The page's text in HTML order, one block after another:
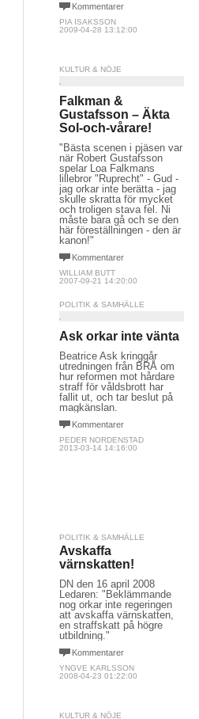
Kommentarer
PIA ISAKSSON
2009-04-28 13:12:00
KULTUR & NÖJE
Falkman &
Gustafsson – Äkta
Sol-och-vårare!
"Bästa scenen i pjäsen var
när Robert Gustafsson
spelar Loa Falkmans
lillebror "Ruprecht" - Gud -
jag orkar inte berätta - jag
skulle skratta för mycket
och troligen stava fel. Ni
måste bara gå och se den
här föreställningen - den är
kanon!"
Kommentarer
WILLIAM BUTT
2007-09-21 14:20:00
POLITIK & SAMHÄLLE
Ask orkar inte vänta
Beatrice Ask kringgår
utredningen från BRÅ om
hur reformen mot hårdare
straff för våldsbrott har
fallit ut, och tar beslut på
magkänslan.
Kommentarer
PEDER NORDENSTAD
2013-03-14 14:16:00
POLITIK & SAMHÄLLE
Avskaffa
värnskatten!
DN den 16 april 2008
Ledaren: "Beklämmande
nog orkar inte regeringen
att avskaffa värnskatten,
en straffskatt på högre
utbildning."
Kommentarer
YNGVE KARLSSON
2008-04-23 01:22:00
KULTUR & NÖJE